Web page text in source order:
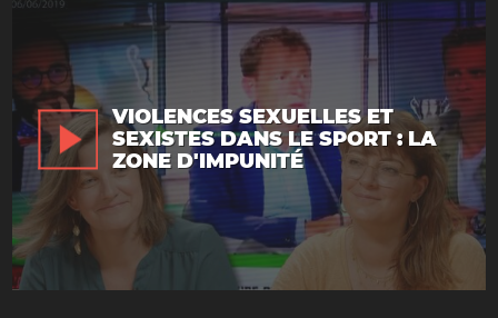
VIOLENCES SEXUELLES ET
SEXISTES DANS LE SPORT : LA
ZONE D'IMPUNITÉ